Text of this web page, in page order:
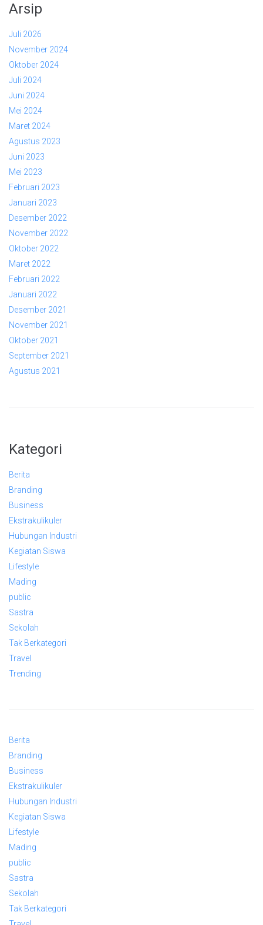
Arsip
Juli 2026
November 2024
Oktober 2024
Juli 2024
Juni 2024
Mei 2024
Maret 2024
Agustus 2023
Juni 2023
Mei 2023
Februari 2023
Januari 2023
Desember 2022
November 2022
Oktober 2022
Maret 2022
Februari 2022
Januari 2022
Desember 2021
November 2021
Oktober 2021
September 2021
Agustus 2021
Kategori
Berita
Branding
Business
Ekstrakulikuler
Hubungan Industri
Kegiatan Siswa
Lifestyle
Mading
public
Sastra
Sekolah
Tak Berkategori
Travel
Trending
Berita
Branding
Business
Ekstrakulikuler
Hubungan Industri
Kegiatan Siswa
Lifestyle
Mading
public
Sastra
Sekolah
Tak Berkategori